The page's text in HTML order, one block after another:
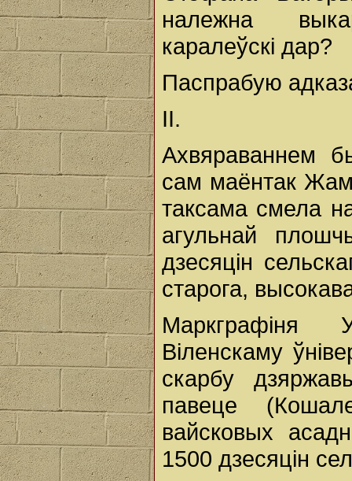
належна
каралеўскі дар?
Паспрабую
II.
Ахвяраваннем
сам маёнтак
таксама смела
агульнай
дзесяцін
старога,
Маркграфіня
Віленскаму
скарбу
павеце
вайсковых
1500 дзесяцін